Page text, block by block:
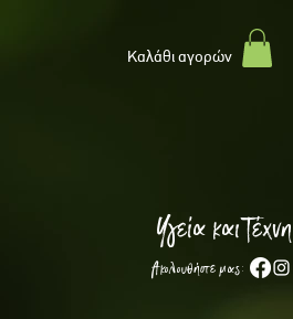
Kαλάθι αγορών
Υγεία και Τέχνη
Ακολουθήστε μας: